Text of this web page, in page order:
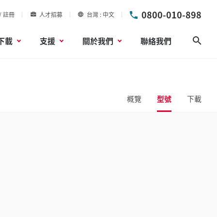
註冊 人才招募 台灣 中文 0800-010-898
載 支援 關於我們 聯絡我們
概覽 型號 下載